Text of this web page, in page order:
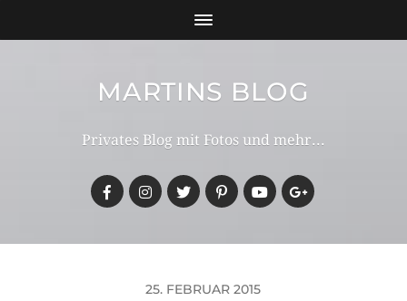
MARTINS BLOG
Privates Blog mit Fotos und mehr...
25. FEBRUAR 2015